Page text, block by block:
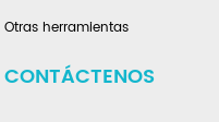
Otras herramientas
CONTÁCTENOS